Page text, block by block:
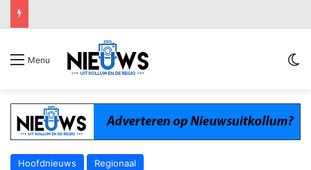
Menu
Hoofdnieuws Regionaal